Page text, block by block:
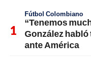
Fútbol Colombiano
“Tenemos
González habló
ante América